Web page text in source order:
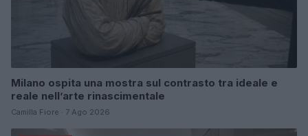
Milano ospita una mostra sul contrasto tra ideale e
reale nell’arte rinascimentale
Camilla Fiore · 7 Ago 2026